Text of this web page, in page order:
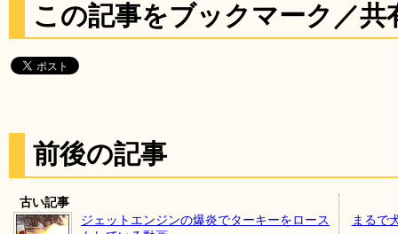
この記事をブックマーク／共
前後の記事
古い記事
ジェットエンジンの爆炎でターキーをロース
まるで